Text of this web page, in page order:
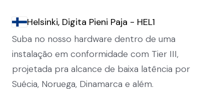
Helsinki, Digita Pieni Paja - HEL1
Suba no nosso hardware dentro de uma
instalação em conformidade com Tier III,
projetada pra alcance de baixa latência por
Suécia, Noruega, Dinamarca e além.